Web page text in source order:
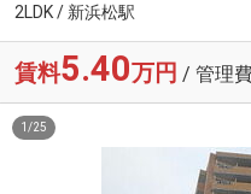
2LDK / 新浜松駅
賃料5.40万円 / 管理
1 /25